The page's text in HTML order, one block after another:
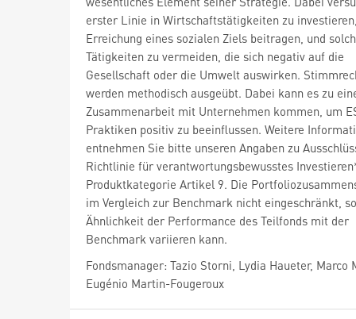
erster Linie in Wirtschaftstätigkeiten zu
Erreichung eines sozialen Ziels beitragen, und
Tätigkeiten zu vermeiden, die sich negativ auf die
Gesellschaft oder die Umwelt auswirken.
werden methodisch ausgeübt. Dabei kann es zu
Zusammenarbeit mit Unternehmen kommen, um
Praktiken positiv zu beeinflussen. Weitere
entnehmen Sie bitte unseren Angaben zu
Richtlinie für verantwortungsbewusstes
Produktkategorie Artikel 9. Die
im Vergleich zur Benchmark nicht eingeschränkt,
Ähnlichkeit der Performance des Teilfonds mit der
Benchmark variieren kann.
Fondsmanager: Tazio Storni, Lydia Haueter, Marco
Eugénio Martin-Fougeroux